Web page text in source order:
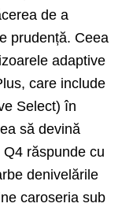
de a
prudență. Ceea
adaptive
care include
Select) în
să devină
răspunde cu
denivelările
caroseria sub